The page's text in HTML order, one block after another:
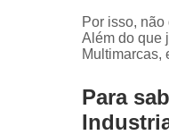
Por isso,
Além do que
Multimarcas,
Para